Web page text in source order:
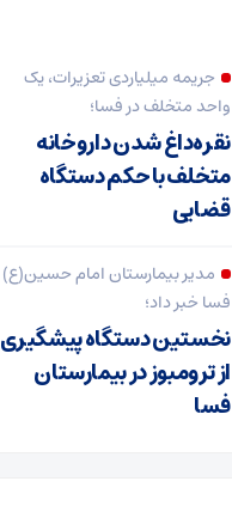
جریمه میلیاردی تعزیرات، یک
واحد متخلف در فسا؛
نقره‌داغ شدن داروخانه
متخلف با حکم دستگاه
قضایی
مدیر بیمارستان امام حسین(ع)
فسا خبر داد؛
نخستین دستگاه پیشگیری
از ترومبوز در بیمارستان
فسا